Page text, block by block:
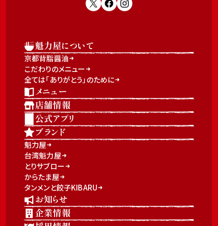
魁力屋について
京都背脂醤油
こだわりのメニュー
全ては「ありがとう」のために
メニュー
店舗情報
公式アプリ
ブランド
魁力屋
台湾魁力屋
とりサブロー
からたま屋
タンメンと餃子KIBARU
お知らせ
企業情報